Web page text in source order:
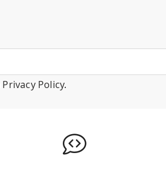
Privacy Policy.